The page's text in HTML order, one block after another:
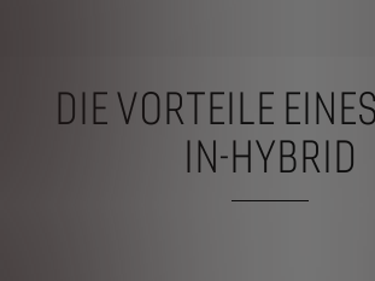
DIE VORTEILE
IN-HYBRID